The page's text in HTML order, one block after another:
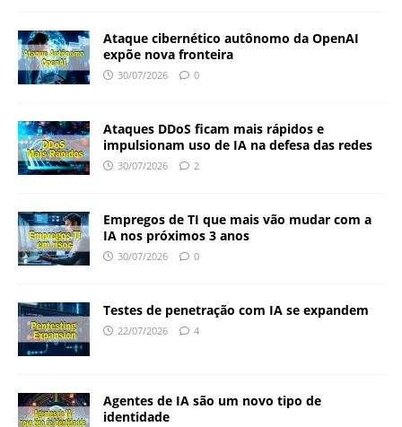
Ataque cibernético autônomo da OpenAI
expõe nova fronteira
30/07/2026 0
Ataques DDoS ficam mais rápidos e
impulsionam uso de IA na defesa das redes
30/07/2026 2
Empregos de TI que mais vão mudar com a
IA nos próximos 3 anos
30/07/2026 0
Testes de penetração com IA se expandem
22/07/2026 4
Agentes de IA são um novo tipo de
identidade